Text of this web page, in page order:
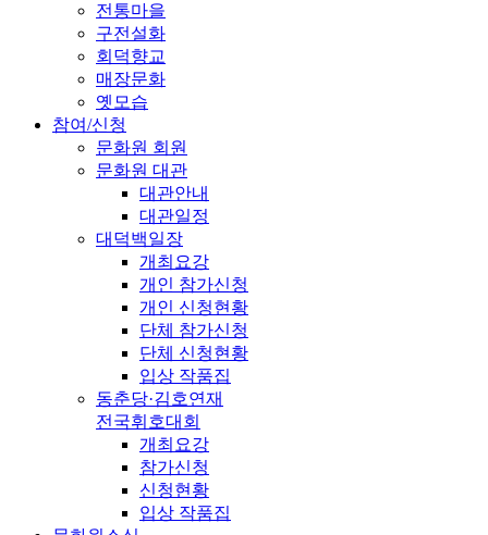
전통마을
구전설화
회덕향교
매장문화
옛모습
참여/신청
문화원 회원
문화원 대관
대관안내
대관일정
대덕백일장
개최요강
개인 참가신청
개인 신청현황
단체 참가신청
단체 신청현황
입상 작품집
동춘당·김호연재
전국휘호대회
개최요강
참가신청
신청현황
입상 작품집